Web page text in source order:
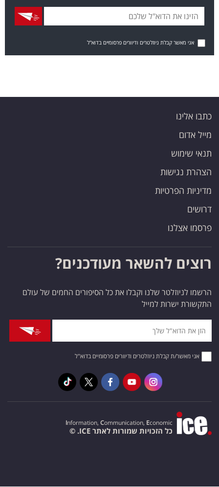
אני מאשר קבלת ניוזלטרים ודיוורים פרסומיים בדוא"ל
כתבו אלינו
מייל אדום
תנאי שימוש
הצהרת נגישות
מדיניות הפרטיות
דרושים
פרסמו אצלנו
רוצים להשאר מעודכנים?
הרשמו לניוזלטר שלנו וקבלו את כל הסיפורים החמים של עולם
התקשורת ישרות למייל
אני מאשר/ת קבלת ניוזלטרים ודיוורים פרסומיים בדוא"ל
Information, Communication, Economic
כל הזכויות שמורות לאתר ICE. ©